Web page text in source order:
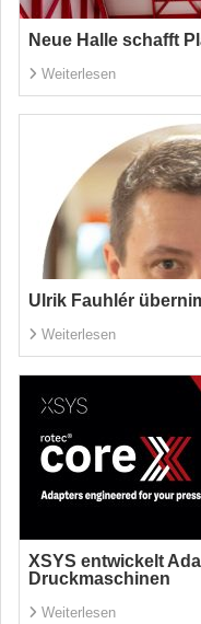
Neue Halle schafft
Weiterlesen
Ulrik Fauhlér
Weiterlesen
XSYS entwickelt
Druckmaschinen
Weiterlesen